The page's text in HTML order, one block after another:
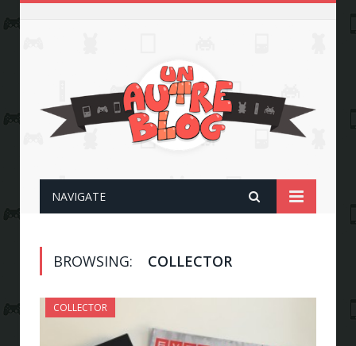
NAVIGATE
BROWSING: COLLECTOR
COLLECTOR